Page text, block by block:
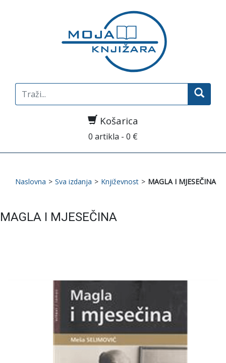
Search
for:
Košarica
0 artikla - 0 €
Naslovna > Sva izdanja > Književnost > MAGLA I MJESEČINA
MAGLA I MJESEČINA